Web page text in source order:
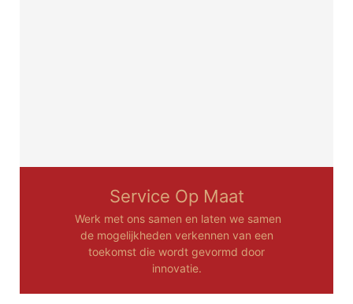
Service Op Maat
Werk met ons samen en laten we samen
de mogelijkheden verkennen van een
toekomst die wordt gevormd door
innovatie.